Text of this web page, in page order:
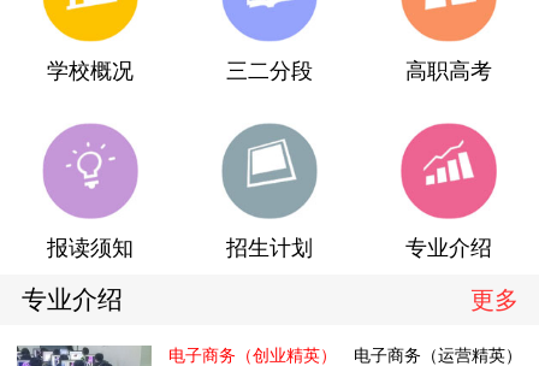
学校概况 三二分段 高职高考
报读须知 招生计划 专业介绍
专业介绍 更多
电子商务（创业精英） 电子商务（运营精英）